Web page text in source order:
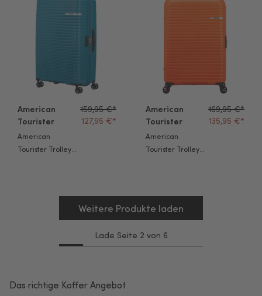
American
Tourister
American
Tourister Trolley
159,95 €*
127,95 €*
American
Tourister
American
Tourister Trolley
169,95 €*
135,95 €*
Weitere Produkte laden
Lade Seite 2 von 6
Das richtige Koffer Angebot